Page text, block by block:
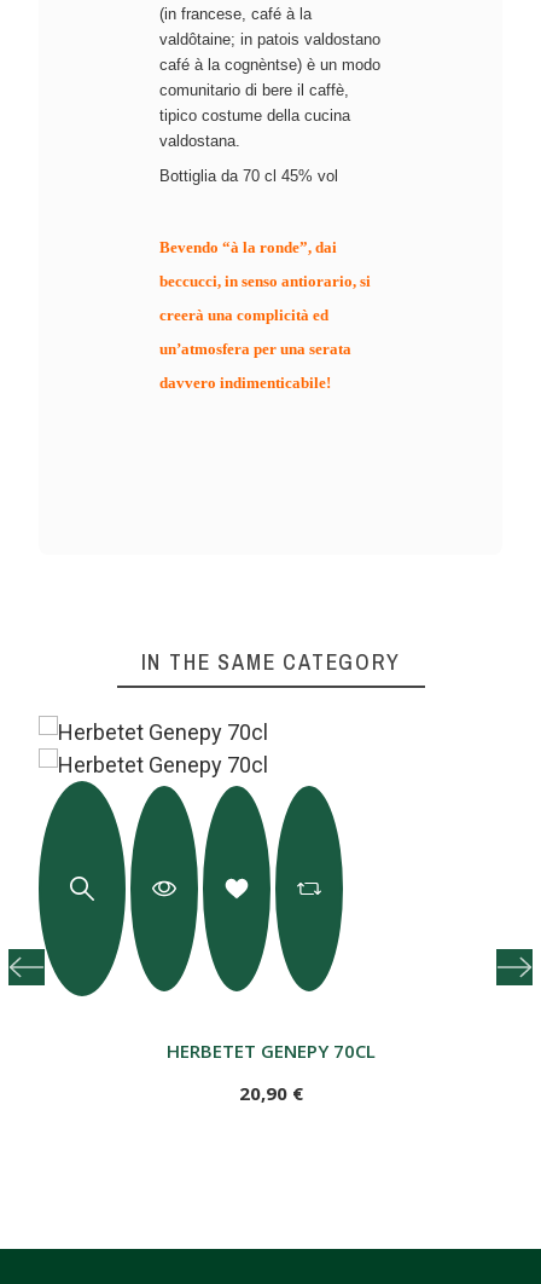
(in francese, café à la
valdôtaine; in patois valdostano
café à la cognèntse) è un modo
comunitario di bere il caffè,
tipico costume della cucina
valdostana.
Bottiglia da 70 cl 45% vol
Bevendo “à la ronde”, dai
beccucci, in senso antiorario, si
creerà una complicità ed
un’atmosfera per una serata
davvero indimenticabile!
IN THE SAME CATEGORY
HERBETET GENEPY 70CL
20,90 €